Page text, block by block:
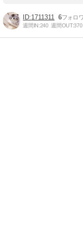
1711311 6
週間IN:240 週間OUT:370